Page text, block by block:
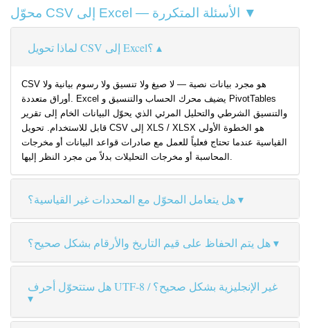
محوّل CSV إلى Excel — الأسئلة المتكررة ▼
لماذا تحويل CSV إلى Excel؟
CSV هو مجرد بيانات نصية — لا صيغ ولا تنسيق ولا رسوم بيانية ولا
أوراق متعددة. Excel يضيف محرك الحساب والتنسيق و PivotTables
والتنسيق الشرطي والتحليل المرئي الذي يحوّل البيانات الخام إلى تقرير
قابل للاستخدام. تحويل CSV إلى XLS / XLSX هو الخطوة الأولى
القياسية عندما تحتاج فعلياً للعمل مع صادرات قواعد البيانات أو مخرجات
المحاسبة أو مخرجات التحليلات بدلاً من مجرد النظر إليها.
هل يتعامل المحوّل مع المحددات غير القياسية؟
هل يتم الحفاظ على قيم التاريخ والأرقام بشكل صحيح؟
هل ستتحوّل أحرف UTF-8 / غير الإنجليزية بشكل صحيح؟